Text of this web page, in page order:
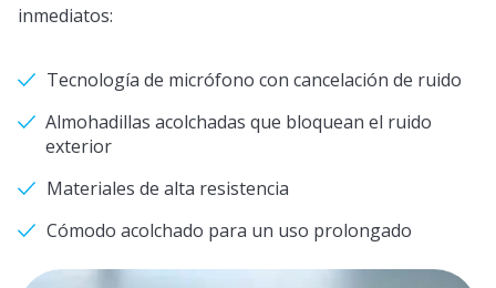
inmediatos:
Tecnología de micrófono con cancelación de ruido
Almohadillas acolchadas que bloquean el ruido
exterior
Materiales de alta resistencia
Cómodo acolchado para un uso prolongado